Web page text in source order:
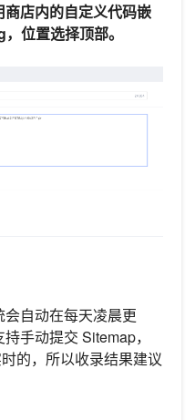
店内的自定义代码嵌
位置选择顶部。
自动在每天凌晨更
手动提交 Sitemap，
的，所以收录结果建议